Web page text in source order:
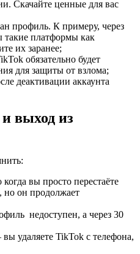
Скачайте ценные для вас
профиль. К примеру, через
платформы как
их заранее;
обязательно будет
для защиты от взлома;
деактивации аккаунта
выход из
вы просто перестаёте
но он продолжает
недоступен, а через 30
удаляете TikTok с телефона,